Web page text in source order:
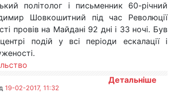
політолог і письменник 60-річний
Шовкошитний під час Революції
провів на Майдані 92 дні і 33 ночі. Був
подій у всі періоди ескалації і
Детальніше
19-02-2017, 11:32